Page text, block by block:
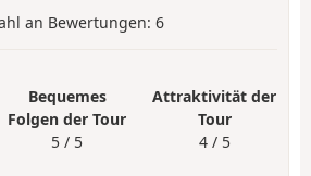
an Bewertungen: 6
Bequemes
Folgen der Tour
5 / 5
Attraktivität der
Tour
4 / 5